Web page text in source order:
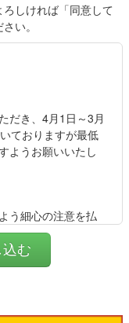
しければ「同意して
い。
だき、4月1日～3月
ておりますが最低
ようお願いいたし
う細心の注意を払
つきましては保険
せていただいてお
いいたします。ま